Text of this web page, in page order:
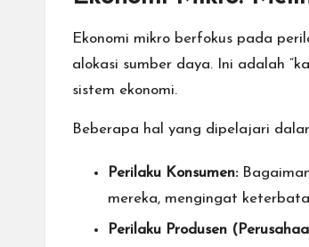
Ekonomi mikro berfokus pada
alokasi sumber daya. Ini adalah
sistem ekonomi.
Beberapa hal yang dipelajari
Perilaku Konsumen:
mereka, mengingat
Perilaku Produsen